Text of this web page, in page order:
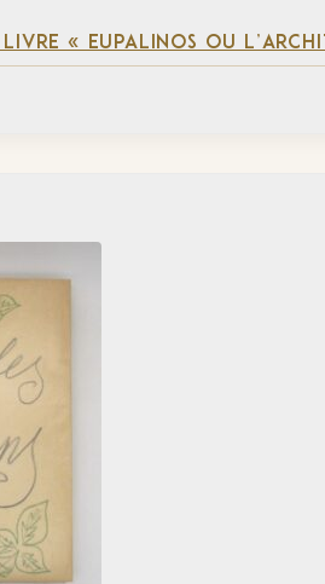
« EUPALINOS OU